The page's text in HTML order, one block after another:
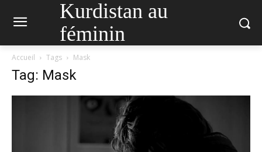
Kurdistan au
féminin
Accueil Tags Mask
Tag: Mask